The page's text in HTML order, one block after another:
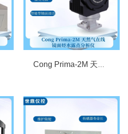
Cong Prima-2M 天然气在线镜面烃水露点分析仪